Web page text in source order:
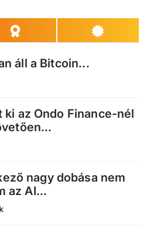
áll a Bitcoin...
ki az Ondo Finance-nél
nagy dobása nem
az AI...